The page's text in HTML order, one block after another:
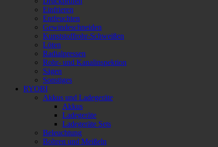
Einfrieren
Entfeuchten
Gewindeschneiden
Kunststoffrohr-Schweißen
Löten
Radialpressen
Rohr- und Kanalinspektion
Sägen
Sonstiges
RYOBI
Akkus und Ladegeräte
Akkus
Ladegeräte
Ladegeräte Sets
Beleuchtung
Bohren und Meißeln